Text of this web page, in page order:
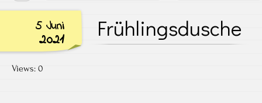
5 Juni
2021 Frühlingsdusche
Views: 0